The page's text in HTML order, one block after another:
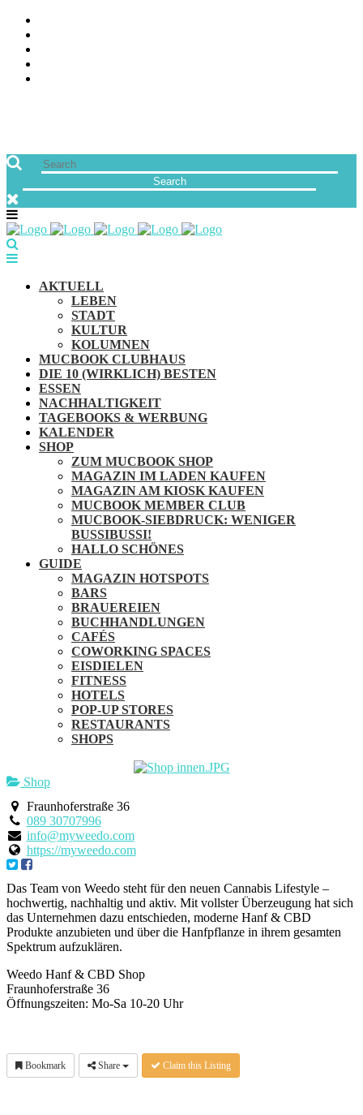
AKTUELL
LEBEN
STADT
KULTUR
KOLUMNEN
MUCBOOK CLUBHAUS
DIE 10 (WIRKLICH) BESTEN
ESSEN
NACHHALTIGKEIT
TAGEBOOKS & WERBUNG
KALENDER
SHOP
ZUM MUCBOOK SHOP
MAGAZIN IM LADEN KAUFEN
MAGAZIN AM KIOSK KAUFEN
MUCBOOK MEMBER CLUB
MUCBOOK-SIEBDRUCK: WENIGER
BUSSIBUSSI!
HALLO SCHÖNES
GUIDE
MAGAZIN HOTSPOTS
BARS
BRAUEREIEN
BUCHHANDLUNGEN
CAFÉS
COWORKING SPACES
EISDIELEN
FITNESS
HOTELS
POP-UP STORES
RESTAURANTS
SHOPS
Shop
Fraunhoferstraße 36
089 30707996
info@myweedo.com
https://myweedo.com
Das Team von Weedo steht für den neuen Cannabis Lifestyle –
hochwertig, nachhaltig und aktiv. Mit vollster Überzeugung hat sich
das Unternehmen dazu entschieden, moderne Hanf & CBD
Produkte anzubieten und über die Hanfpflanze in ihrem gesamten
Spektrum aufzuklären.
Weedo Hanf & CBD Shop
Fraunhoferstraße 36
Öffnungszeiten: Mo-Sa 10-20 Uhr
Bookmark Share Claim this Listing